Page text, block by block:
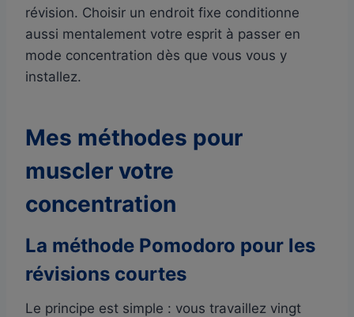
révision. Choisir un endroit fixe conditionne
aussi mentalement votre esprit à passer en
mode concentration dès que vous vous y
installez.
Mes méthodes pour
muscler votre
concentration
La méthode Pomodoro pour les
révisions courtes
Le principe est simple : vous travaillez vingt